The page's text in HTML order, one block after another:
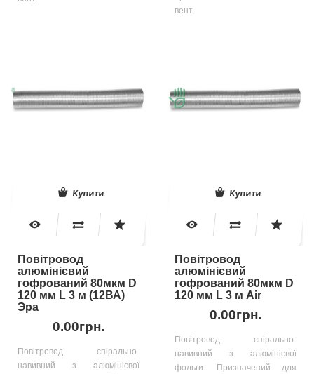
вент..
Купити
Повітровод
алюмінієвий
гофрований 80мкм D
120 мм L 3 м (12ВА)
Эра
0.00грн.
Повітровод спірально-
навивний з алюмінієвої
Купити
Повітровод
алюмінієвий
гофрований 80мкм D
120 мм L 3 м Air
0.00грн.
Повітровод спірально-
навивний з алюмінієвої
фольги. Призначений для